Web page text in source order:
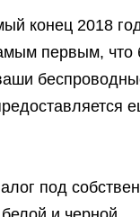
конец 2018
первым, что
под